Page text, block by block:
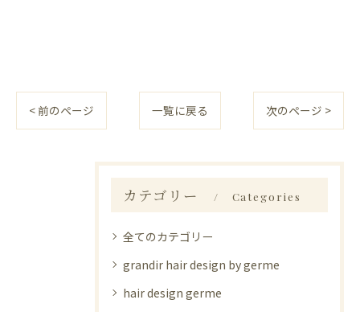
< 前のページ 一覧に戻る 次のページ >
カテゴリー Categories
全てのカテゴリー
grandir hair design by germe
hair design germe